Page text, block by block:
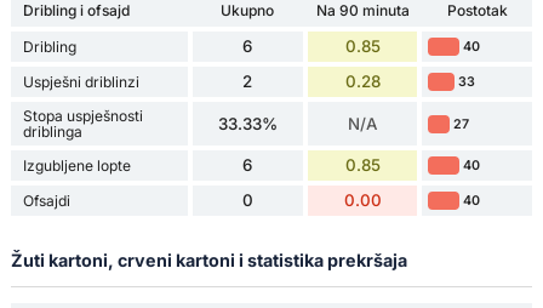
Dribling i ofsajd Ukupno Na 90 minuta
Postotak
Dribling
6 0.85 40
Uspješni driblinzi 2 0.28 33
Stopa uspješnosti
driblinga
33.33% N/A 27
Izgubljene lopte 6 0.85 40
Ofsajdi 0 0.00 40
Žuti kartoni, crveni kartoni i statistika prekršaja